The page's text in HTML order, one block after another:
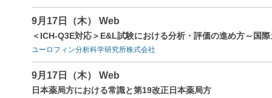
9月17日（木） Web
＜ICH-Q3E対応＞E&L試験における分析・評価の進め方～国
ユーロフィン分析科学研究所株式会社
9月17日（木） Web
日本薬局方における常識と第19改正日本薬局方